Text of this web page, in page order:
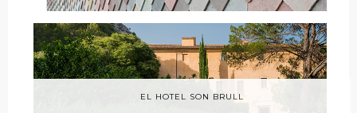
EL HOTEL SON BRULL